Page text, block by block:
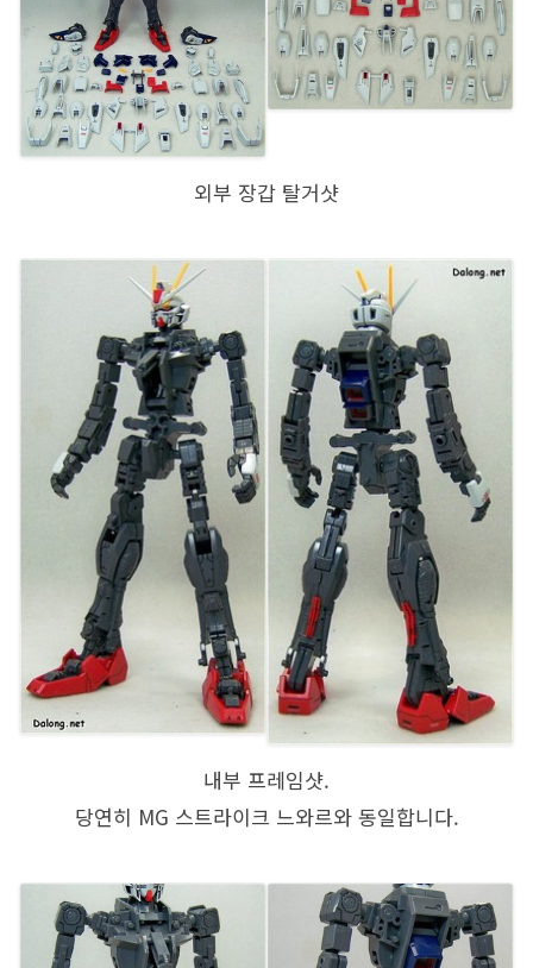
외부 장갑 탈거샷
내부 프레임샷.
당연히 MG 스트라이크 느와르와 동일합니다.